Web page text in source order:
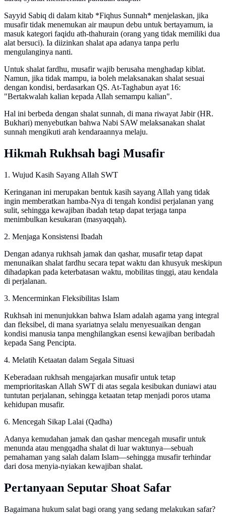
Sayyid Sabiq di dalam kitab *Fiqhus Sunnah* menjelaskan, jika
musafir tidak menemukan air maupun debu untuk bertayamum, ia
masuk kategori faqidu ath-thahurain (orang yang tidak memiliki dua
alat bersuci). Ia diizinkan shalat apa adanya tanpa perlu
mengulanginya nanti.
Untuk shalat fardhu, musafir wajib berusaha menghadap kiblat.
Namun, jika tidak mampu, ia boleh melaksanakan shalat sesuai
dengan kondisi, berdasarkan QS. At-Taghabun ayat 16:
"Bertakwalah kalian kepada Allah semampu kalian".
Hal ini berbeda dengan shalat sunnah, di mana riwayat Jabir (HR.
Bukhari) menyebutkan bahwa Nabi SAW melaksanakan shalat
sunnah mengikuti arah kendaraannya melaju.
Hikmah Rukhsah bagi Musafir
1. Wujud Kasih Sayang Allah SWT
Keringanan ini merupakan bentuk kasih sayang Allah yang tidak
ingin memberatkan hamba-Nya di tengah kondisi perjalanan yang
sulit, sehingga kewajiban ibadah tetap dapat terjaga tanpa
menimbulkan kesukaran (masyaqqah).
2. Menjaga Konsistensi Ibadah
Dengan adanya rukhsah jamak dan qashar, musafir tetap dapat
menunaikan shalat fardhu secara tepat waktu dan khusyuk meskipun
dihadapkan pada keterbatasan waktu, mobilitas tinggi, atau kendala
di perjalanan.
3. Mencerminkan Fleksibilitas Islam
Rukhsah ini menunjukkan bahwa Islam adalah agama yang integral
dan fleksibel, di mana syariatnya selalu menyesuaikan dengan
kondisi manusia tanpa menghilangkan esensi kewajiban beribadah
kepada Sang Pencipta.
4. Melatih Ketaatan dalam Segala Situasi
Keberadaan rukhsah mengajarkan musafir untuk tetap
memprioritaskan Allah SWT di atas segala kesibukan duniawi atau
tuntutan perjalanan, sehingga ketaatan tetap menjadi poros utama
kehidupan musafir.
6. Mencegah Sikap Lalai (Qadha)
Adanya kemudahan jamak dan qashar mencegah musafir untuk
menunda atau mengqadha shalat di luar waktunya—sebuah
pemahaman yang salah dalam Islam—sehingga musafir terhindar
dari dosa menyia-nyiakan kewajiban shalat.
Pertanyaan Seputar Shoat Safar
Bagaimana hukum salat bagi orang yang sedang melakukan safar?